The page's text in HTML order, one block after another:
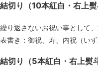
結切り（10本紅白・右上熨
繰り返さないお祝い事として、
表書き：御祝、寿、内祝（い
結切り（5本紅白・右上熨